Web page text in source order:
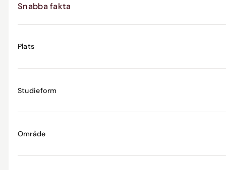
Snabba fakta
Plats
Studieform
Område